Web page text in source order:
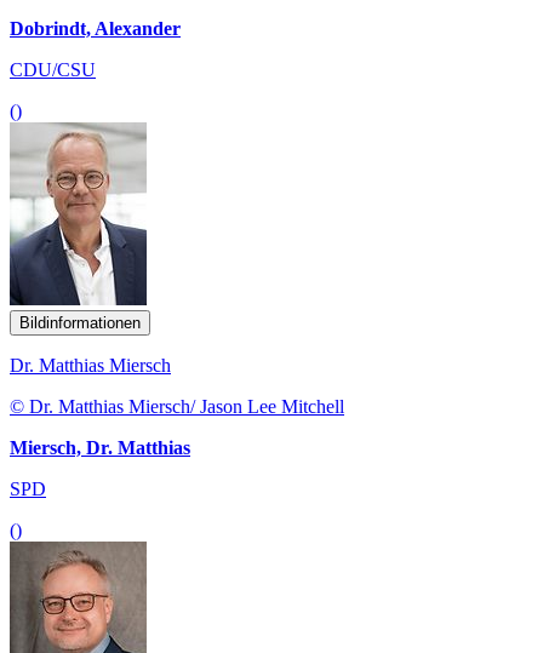
Dobrindt, Alexander
CDU/CSU
()
Bildinformationen
Dr. Matthias Miersch
© Dr. Matthias Miersch/ Jason Lee Mitchell
Miersch, Dr. Matthias
SPD
()